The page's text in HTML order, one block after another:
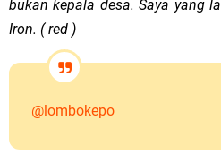
bukan kepala desa. Saya yang
Iron. ( red )
@lombokepo